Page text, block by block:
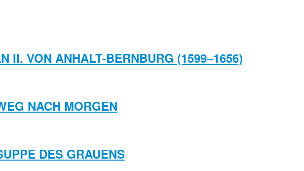
II. VON ANHALT-BERNBURG (1599–1656)
NACH MORGEN
DES GRAUENS